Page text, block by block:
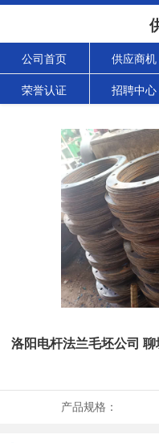
公司首页 供应商机
荣誉认证 招聘中心
洛阳电杆法兰毛坯公司
产品规格：